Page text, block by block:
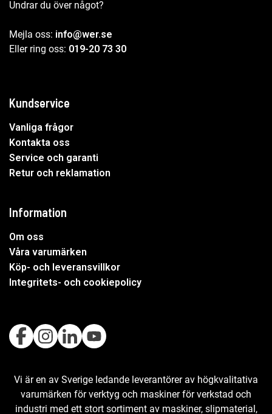
Undrar du över något?
Mejla oss: info@wer.se
Eller ring oss: 019-20 73 30
Kundservice
Vanliga frågor
Kontakta oss
Service och garanti
Retur och reklamation
Information
Om oss
Våra varumärken
Köp- och leveransvillkor
Integritets- och cookiepolicy
Vi är en av Sverige ledande leverantörer av högkvalitativa
varumärken för verktyg och maskiner för verkstad och
industri med ett stort sortiment av maskiner, slipmaterial,